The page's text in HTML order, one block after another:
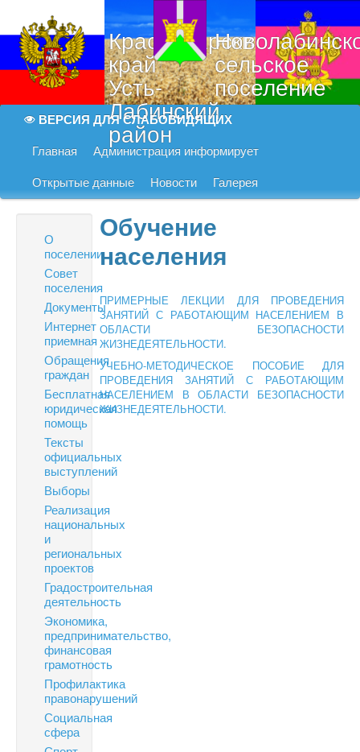
Краснодарский
край
Усть-
Лабинский
район
сельское
поселение
ВЕРСИЯ ДЛЯ СЛАБОВИДЯЩИХ
Главная Администрация информирует
Открытые данные Новости Галерея
О
поселении
Совет
поселения
Документы
Интернет
приемная
Обращения
граждан
Бесплатная
юридическая
помощь
Тексты
официальных
выступлений
Выборы
Реализация
национальных
и
региональных
проектов
Градостроительная
деятельность
Экономика,
предпринимательство,
финансовая
грамотность
Профилактика
правонарушений
Социальная
сфера
Обучение
населения
ПРИМЕРНЫЕ ЛЕКЦИИ ДЛЯ ПРОВЕДЕНИЯ
ЗАНЯТИЙ С РАБОТАЮЩИМ НАСЕЛЕНИЕМ В
ОБЛАСТИ БЕЗОПАСНОСТИ
ЖИЗНЕДЕЯТЕЛЬНОСТИ.
УЧЕБНО-МЕТОДИЧЕСКОЕ ПОСОБИЕ ДЛЯ
ПРОВЕДЕНИЯ ЗАНЯТИЙ С РАБОТАЮЩИМ
НАСЕЛЕНИЕМ В ОБЛАСТИ БЕЗОПАСНОСТИ
ЖИЗНЕДЕЯТЕЛЬНОСТИ.